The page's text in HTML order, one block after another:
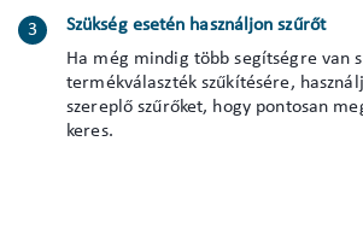
Szükség esetén használjon szűrőt
Ha még mindig több segítségre van
termékválaszték szűkítésére,
szereplő szűrőket, hogy pontosan
keres.